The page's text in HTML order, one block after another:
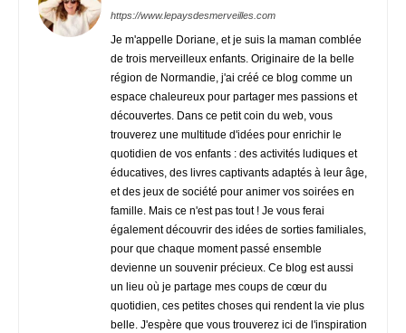
https://www.lepaysdesmerveilles.com
Je m'appelle Doriane, et je suis la maman comblée
de trois merveilleux enfants. Originaire de la belle
région de Normandie, j'ai créé ce blog comme un
espace chaleureux pour partager mes passions et
découvertes. Dans ce petit coin du web, vous
trouverez une multitude d'idées pour enrichir le
quotidien de vos enfants : des activités ludiques et
éducatives, des livres captivants adaptés à leur âge,
et des jeux de société pour animer vos soirées en
famille. Mais ce n'est pas tout ! Je vous ferai
également découvrir des idées de sorties familiales,
pour que chaque moment passé ensemble
devienne un souvenir précieux. Ce blog est aussi
un lieu où je partage mes coups de cœur du
quotidien, ces petites choses qui rendent la vie plus
belle. J'espère que vous trouverez ici de l'inspiration